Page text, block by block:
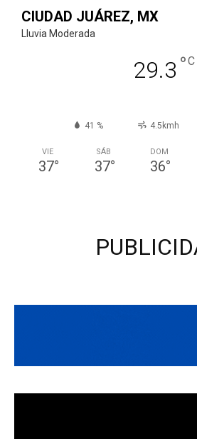
CIUDAD JUÁREZ, MX
Lluvia Moderada
29.3 °C
41 % 4.5kmh
VIE
37°
SÁB
37°
DOM
36°